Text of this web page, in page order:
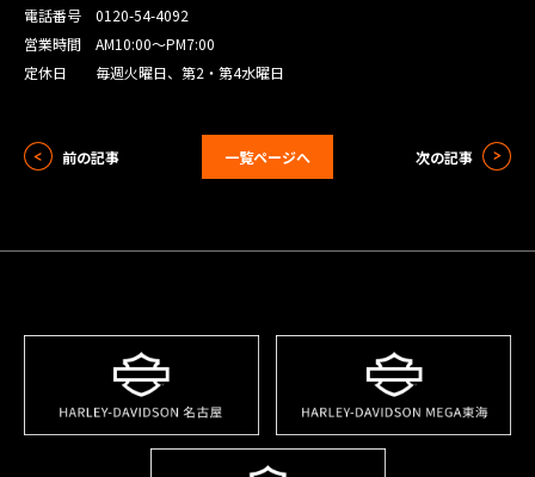
電話番号 0120-54-4092
営業時間 AM10:00〜PM7:00
定休日 毎週火曜日、第2・第4水曜日
前の記事 一覧ページへ 次の記事